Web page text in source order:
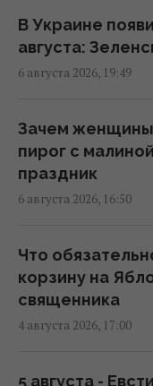
13:46 четверг, 06
Синоптик
долгожданное
13:19 четверг, 06
После
(карта)
09:31 четверг, 06
Синоптик
почувствуют
В Украине
августа:
6 августа 2026, 19:49
Зачем женщины
пирог с
праздник
6 августа 2026, 16:50
Что
корзину на
священника
4 августа 2026, 17:00
5 августа -